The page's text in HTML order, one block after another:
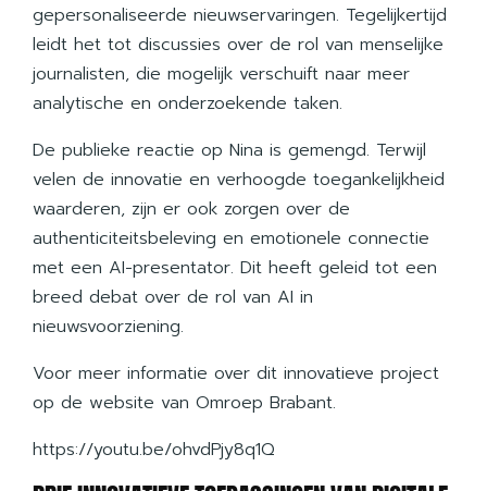
gepersonaliseerde nieuwservaringen. Tegelijkertijd
leidt het tot discussies over de rol van menselijke
journalisten, die mogelijk verschuift naar meer
analytische en onderzoekende taken.
De publieke reactie op Nina is gemengd. Terwijl
velen de innovatie en verhoogde toegankelijkheid
waarderen, zijn er ook zorgen over de
authenticiteitsbeleving en emotionele connectie
met een AI-presentator. Dit heeft geleid tot een
breed debat over de rol van AI in
nieuwsvoorziening.
Voor meer informatie over dit innovatieve project
op de website van Omroep Brabant.
https://youtu.be/ohvdPjy8q1Q